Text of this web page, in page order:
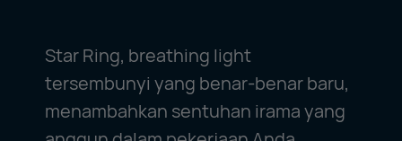
Star Ring, breathing light
tersembunyi yang benar-benar baru,
menambahkan sentuhan irama yang